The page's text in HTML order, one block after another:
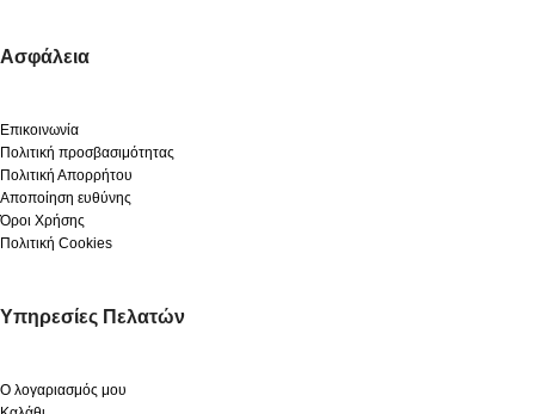
Ασφάλεια
Επικοινωνία
Πολιτική προσβασιμότητας
Πολιτική Απορρήτου
Αποποίηση ευθύνης
Όροι Χρήσης
Πολιτική Cookies
Υπηρεσίες Πελατών
Ο λογαριασμός μου